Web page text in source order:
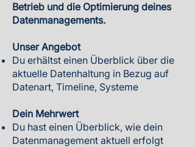
Betrieb und die Optimierung deines
Datenmanagements.
Unser Angebot
Du erhältst einen Überblick über die
aktuelle Datenhaltung in Bezug auf
Datenart, Timeline, Systeme
Dein Mehrwert
Du hast einen Überblick, wie dein
Datenmanagement aktuell erfolgt